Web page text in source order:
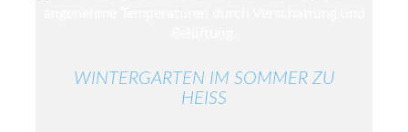
WINTERGARTEN IM SOMMER ZU
HEISS